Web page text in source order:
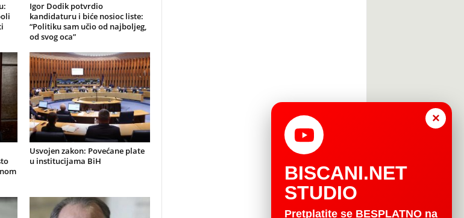
Igor Dodik potvrdio
kandidaturu i biće nosioc liste:
“Politiku sam učio od najboljeg,
od svog oca”
Usvojen zakon: Povećane plate
u institucijama BiH
×
BISCANI.NET
STUDIO
Pretplatite se BESPLATNO na